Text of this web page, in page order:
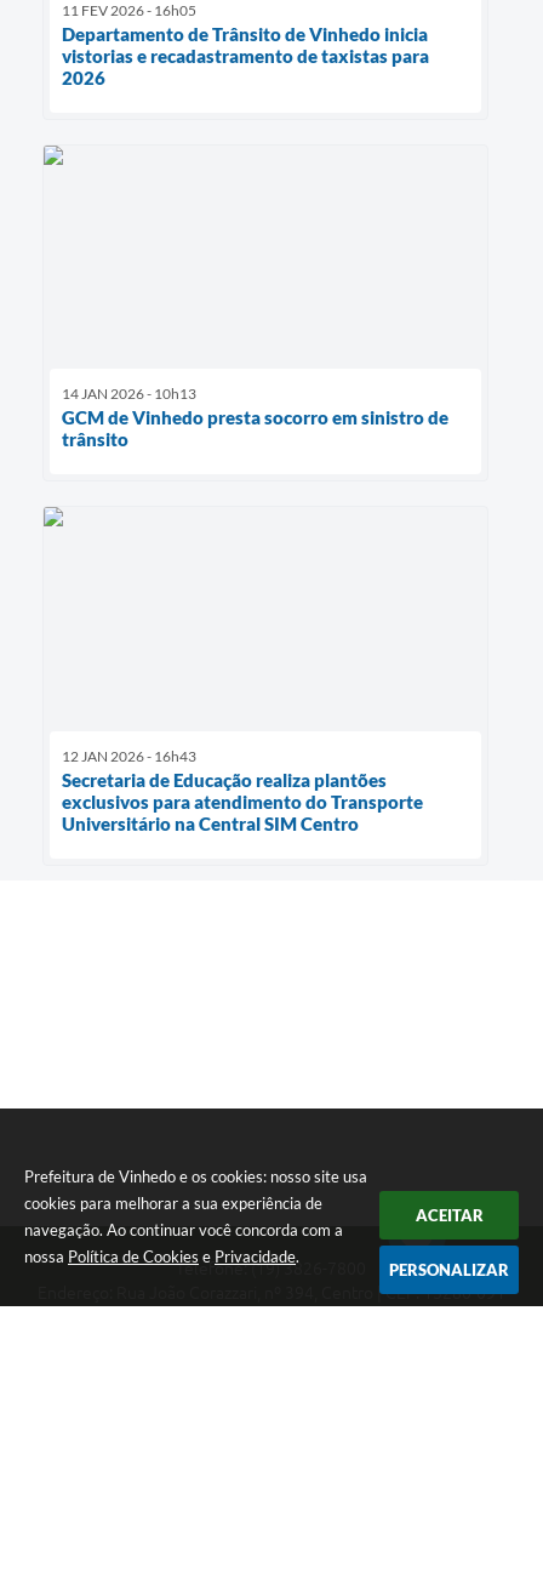
Prefeitura de Vinhedo e os cookies: nosso site usa
cookies para melhorar a sua experiência de
navegação. Ao continuar você concorda com a
nossa Política de Cookies e Privacidade.
ACEITAR
PERSONALIZAR
11 FEV 2026 - 16h05
Departamento de Trânsito de Vinhedo inicia
vistorias e recadastramento de taxistas para
2026
14 JAN 2026 - 10h13
GCM de Vinhedo presta socorro em sinistro de
trânsito
12 JAN 2026 - 16h43
Secretaria de Educação realiza plantões
exclusivos para atendimento do Transporte
Universitário na Central SIM Centro
Telefone: (19) 3826-7800
Endereço: Rua João Corazzari, nº 394, Centro | CEP: 13280-091